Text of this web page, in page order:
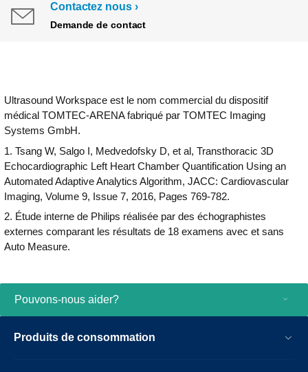
Contactez nous
Demande de contact
Ultrasound Workspace est le nom commercial du dispositif
médical TOMTEC-ARENA fabriqué par TOMTEC Imaging
Systems GmbH.
1. Tsang W, Salgo I, Medvedofsky D, et al, Transthoracic 3D
Echocardiographic Left Heart Chamber Quantification Using an
Automated Adaptive Analytics Algorithm, JACC: Cardiovascular
Imaging, Volume 9, Issue 7, 2016, Pages 769-782.
2. Étude interne de Philips réalisée par des échographistes
externes comparant les résultats de 18 examens avec et sans
Auto Measure.
Pouvons-nous aider?
Produits de consommation